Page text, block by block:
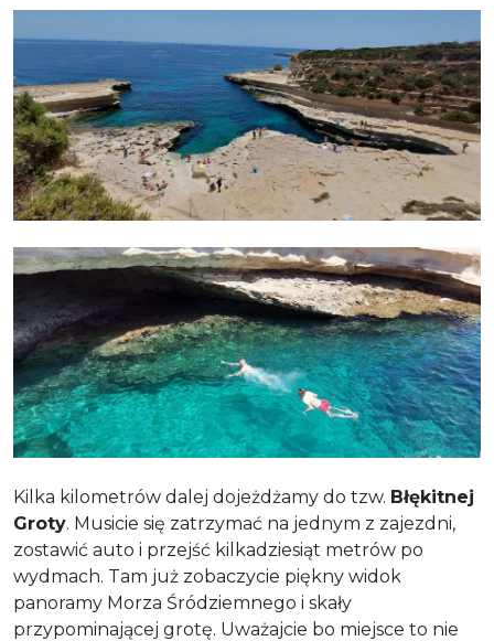
Kilka kilometrów dalej dojeżdżamy do tzw. Błękitnej
Groty. Musicie się zatrzymać na jednym z zajezdni,
zostawić auto i przejść kilkadziesiąt metrów po
wydmach. Tam już zobaczycie piękny widok
panoramy Morza Śródziemnego i skały
przypominającej grotę. Uważajcie bo miejsce to nie